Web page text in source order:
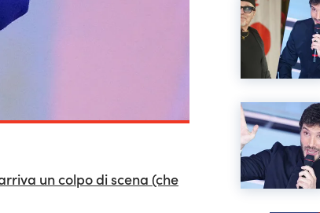
un colpo di scena (che